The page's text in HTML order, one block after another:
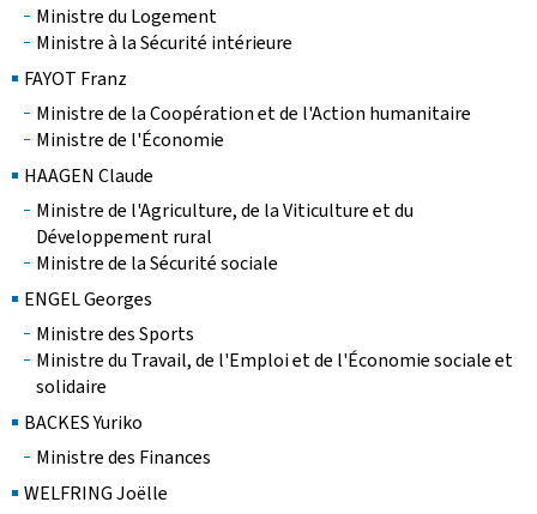
Ministre du Logement
Ministre à la Sécurité intérieure
FAYOT Franz
Ministre de la Coopération et de l'Action humanitaire
Ministre de l'Économie
HAAGEN Claude
Ministre de l'Agriculture, de la Viticulture et du
Développement rural
Ministre de la Sécurité sociale
ENGEL Georges
Ministre des Sports
Ministre du Travail, de l'Emploi et de l'Économie sociale et
solidaire
BACKES Yuriko
Ministre des Finances
WELFRING Joëlle